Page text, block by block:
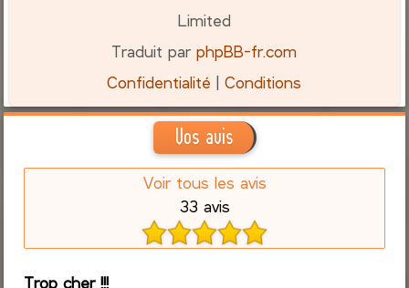
Limited
Traduit parphpBB-fr.com
Confidentialité |Conditions
Vos avis
Voir tous les avis
33 avis
Trop cher !!!